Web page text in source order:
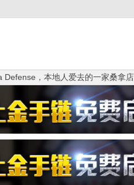
Defense，本地人爱去的一家桑拿店